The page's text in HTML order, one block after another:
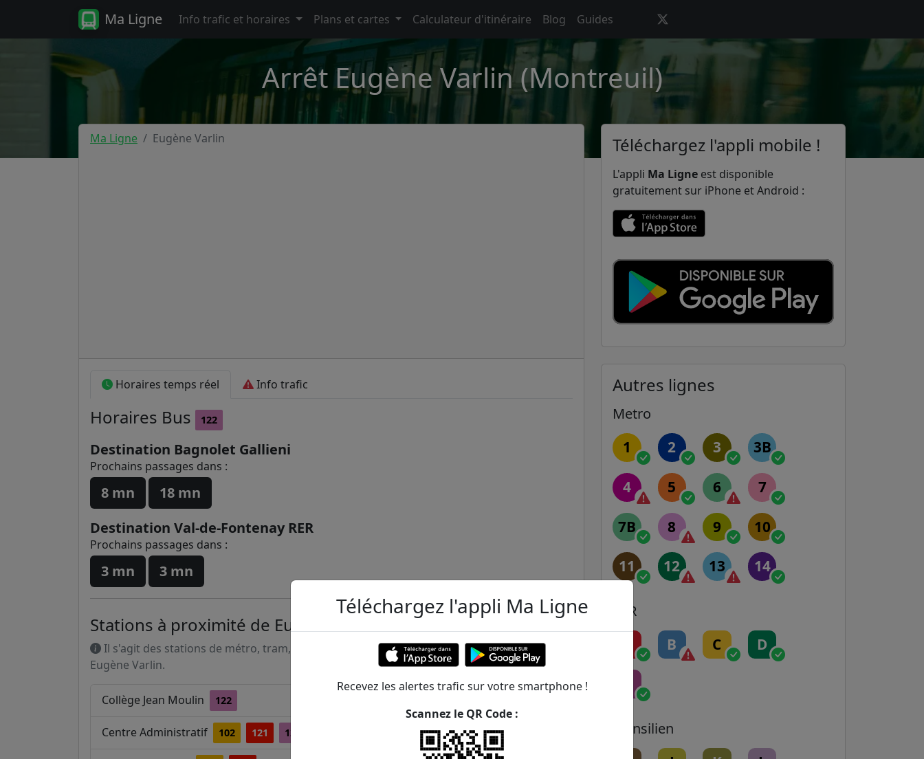
Ma Ligne Info trafic et horaires Plans et cartes Calculateur d'itinéraire Blog Guides
Arrêt Eugène Varlin (Montreuil)
Ma Ligne Eugène Varlin
Horaires temps réel Info trafic
Horaires Bus 122
Destination Bagnolet Gallieni
Prochains passages dans :
8 mn
18 mn
Destination Val-de-Fontenay RER
Prochains passages dans :
3 mn 3 mn
Stations à proximité de Eugène Varlin
Il s'agit des stations de métro, tram, RER et transilien situées à moins de 1km de la gare
Eugène Varlin.
Collège Jean Moulin 122 207m
Centre Administratif 102 121 122
Téléchargez l'appli mobile !
L'appli Ma Ligne est disponible
gratuitement sur iPhone et Android :
Autres lignes
Metro
1 2 3 3B
4 5 6 7
7B 8 9 10
11 12 13 14
RER
B C D
Transilien
Téléchargez l'appli Ma Ligne
Recevez les alertes trafic sur votre smartphone !
Scannez le QR Code :